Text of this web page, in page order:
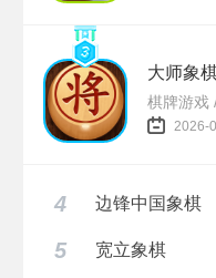
大师象
棋牌游戏
2026-
4 边锋中国象棋
5 宽立象棋